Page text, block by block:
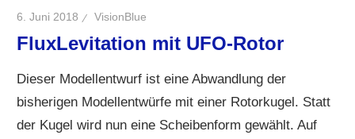
6. Juni 2018 VisionBlue
FluxLevitation mit UFO-Rotor
Dieser Modellentwurf ist eine Abwandlung der
bisherigen Modellentwürfe mit einer Rotorkugel. Statt
der Kugel wird nun eine Scheibenform gewählt. Auf